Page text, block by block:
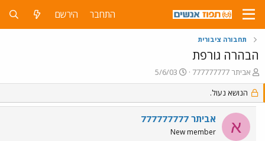
התחבר הירשם
תחבורה ציבורית
הבהרה גורפת
פ
ו
ת
ח
נ
אביתר 777777777
פ
ו
ס
ם
ב
ת
5/6/03
הנושא נעול.
א אביתר 777777777
New member